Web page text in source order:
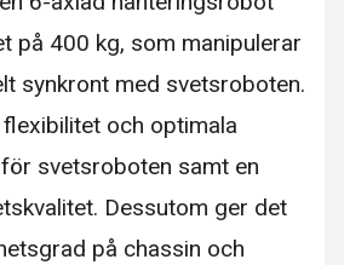
på 400 kg, som manipulerar
synkront med svetsroboten.
och optimala
svetsroboten samt en
Dessutom ger det
på chassin och